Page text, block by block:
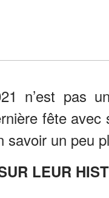
n’est pas
fête
savoir un peu
LEUR